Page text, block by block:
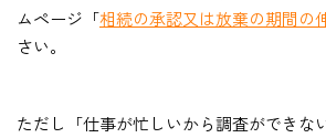
ムページ「相続の承認又は放棄の期間の
さい。
ただし「仕事が忙しいから調査ができな